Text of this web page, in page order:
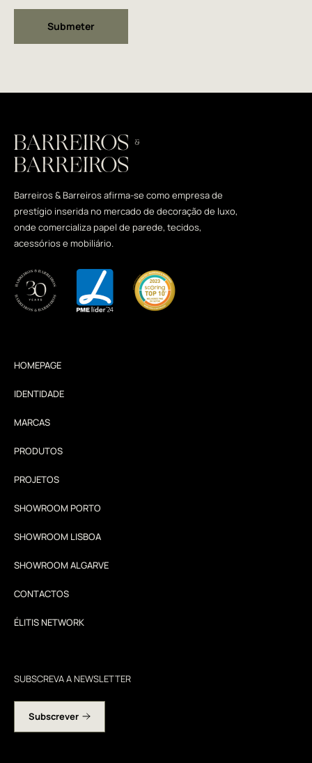
Barreiros & Barreiros afirma-se como empresa de
prestígio inserida no mercado de decoração de luxo,
onde comercializa papel de parede, tecidos,
acessórios e mobiliário.
HOMEPAGE
IDENTIDADE
MARCAS
PRODUTOS
PROJETOS
SHOWROOM PORTO
SHOWROOM LISBOA
SHOWROOM ALGARVE
CONTACTOS
ÉLITIS NETWORK
SUBSCREVA A NEWSLETTER
Subscrever